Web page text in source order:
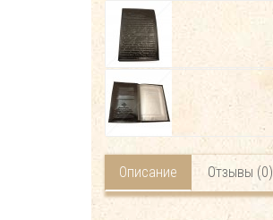
Описание Отзывы (0)